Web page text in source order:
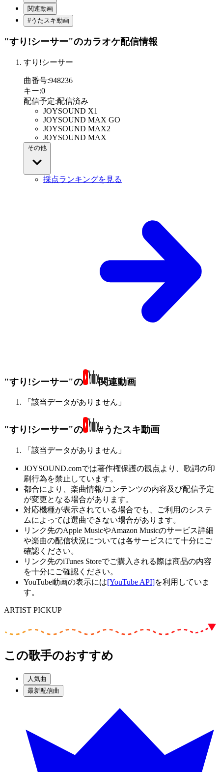
関連動画
#うたスキ動画
"すり!シーサー"のカラオケ配信情報
すり!シーサー
曲番号:948236
キー:0
配信予定:配信済み
JOYSOUND X1
JOYSOUND MAX GO
JOYSOUND MAX2
JOYSOUND MAX
その他
採点ランキングを見る
"すり!シーサー"の 関連動画
「該当データがありません」
"すり!シーサー"の #うたスキ動画
「該当データがありません」
JOYSOUND.comでは著作権保護の観点より、歌詞の印
刷行為を禁止しています。
都合により、楽曲情報/コンテンツの内容及び配信予定
が変更となる場合があります。
対応機種が表示されている場合でも、ご利用のシステ
ムによっては選曲できない場合があります。
リンク先のApple MusicやAmazon Musicのサービス詳細
や楽曲の配信状況については各サービスにて十分にご
確認ください。
リンク先のiTunes Storeでご購入される際は商品の内容
を十分にご確認ください。
YouTube動画の表示には[YouTube API]を利用していま
す。
ARTIST PICKUP
この歌手のおすすめ
人気曲
最新配信曲